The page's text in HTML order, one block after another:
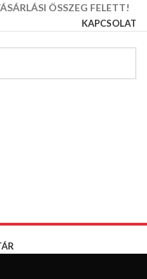
ÖSSZEG FELETT!
KAPCSOLAT